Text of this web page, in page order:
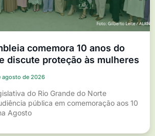
comemora 10 anos do
discute proteção às mulheres
agosto de 2026
do Rio Grande do Norte
pública em comemoração aos 10
Agosto